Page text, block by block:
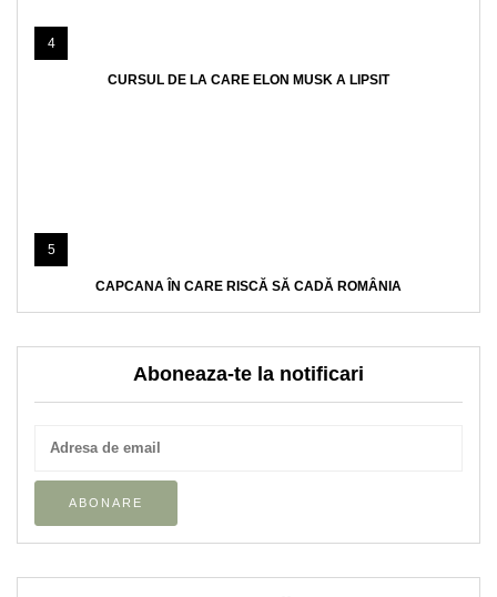
4
CURSUL DE LA CARE ELON MUSK A LIPSIT
5
CAPCANA ÎN CARE RISCĂ SĂ CADĂ ROMÂNIA
Aboneaza-te la notificari